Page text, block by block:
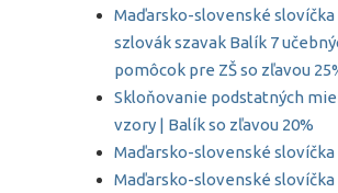
Maďarsko-slovenské slovíčka
szlovák szavak Balík 7
pomôcok pre ZŠ so zľavou
Skloňovanie podstatných
vzory | Balík so zľavou 20%
Maďarsko-slovenské slovíčka
Maďarsko-slovenské slovíčka